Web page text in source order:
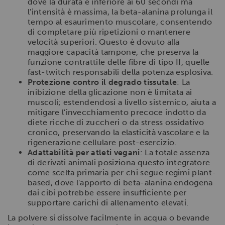
l'intensità è massima, la beta-alanina prolunga il
tempo al esaurimento muscolare, consentendo
di completare più ripetizioni o mantenere
velocità superiori. Questo è dovuto alla
maggiore capacità tampone, che preserva la
funzione contrattile delle fibre di tipo II, quelle
fast-twitch responsabili della potenza esplosiva.
Protezione contro il degrado tissutale: La
inibizione della glicazione non è limitata ai
muscoli; estendendosi a livello sistemico, aiuta a
mitigare l'invecchiamento precoce indotto da
diete ricche di zuccheri o da stress ossidativo
cronico, preservando la elasticità vascolare e la
rigenerazione cellulare post-esercizio.
Adattabilità per atleti vegani: La totale assenza
di derivati animali posiziona questo integratore
come scelta primaria per chi segue regimi plant-
based, dove l'apporto di beta-alanina endogena
dai cibi potrebbe essere insufficiente per
supportare carichi di allenamento elevati.
La polvere si dissolve facilmente in acqua o bevande